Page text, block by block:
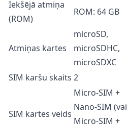
Iekšējā atmiņa
(ROM)
ROM: 64 GB
Atmiņas kartes
microSD,
microSDHC,
microSDXC
SIM karšu skaits 2
SIM kartes veids
Micro-SIM +
Nano-SIM (vai
Micro-SIM +